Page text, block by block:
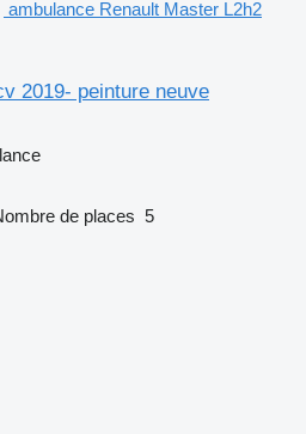
ambulance Renault Master L2h2
2019- peinture neuve
de places 5